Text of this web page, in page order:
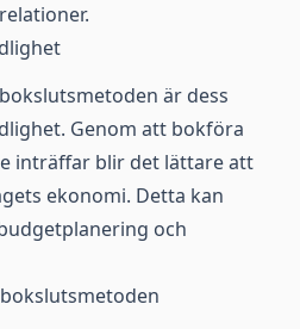
är dess
Genom att bokföra
inträffar blir det lättare att
ekonomi. Detta kan
och